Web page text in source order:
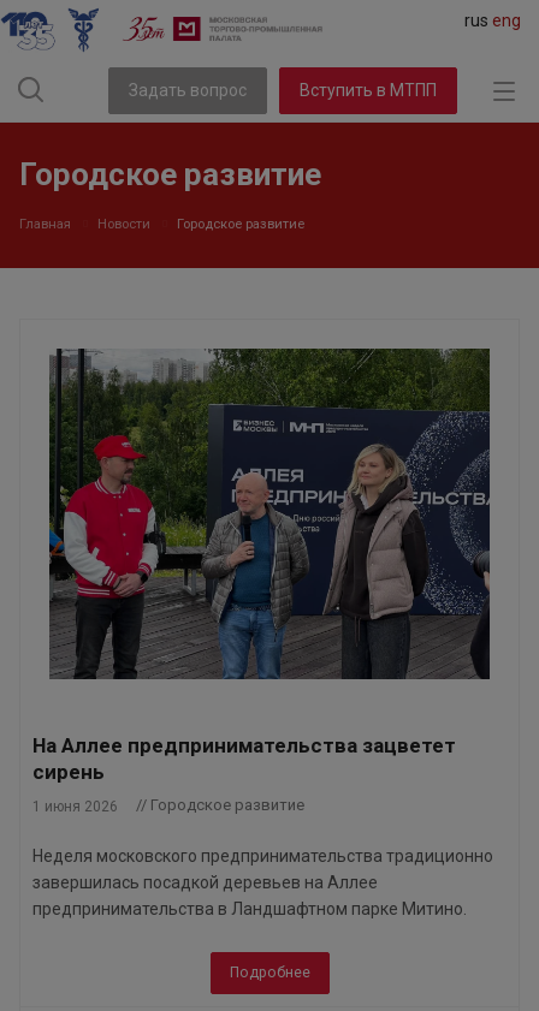
rus eng
Задать вопрос Вступить в МТПП
Городское развитие
Главная Новости Городское развитие
На Аллее предпринимательства зацветет
сирень
1 июня 2026 // Городское развитие
Неделя московского предпринимательства традиционно
завершилась посадкой деревьев на Аллее
предпринимательства в Ландшафтном парке Митино.
Подробнее